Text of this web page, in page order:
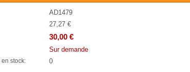
AD1479
27,27 €
30,00 €
Sur demande
en stock: 0